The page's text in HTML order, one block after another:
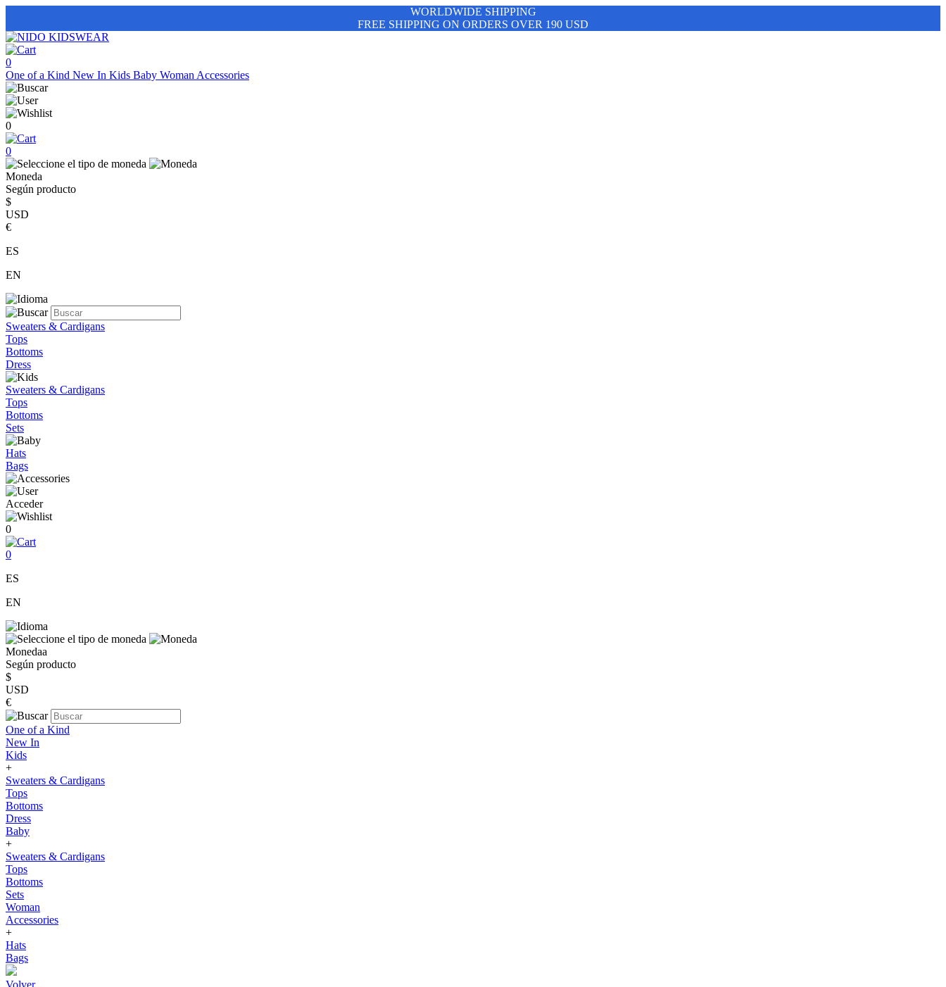
WORLDWIDE SHIPPING
FREE SHIPPING ON ORDERS OVER 190 USD
0
One of a Kind New In Kids Baby Woman Accessories
0
0
Moneda
Según producto
$
USD
€
ES
EN
Sweaters & Cardigans
Tops
Bottoms
Dress
Sweaters & Cardigans
Tops
Bottoms
Sets
Hats
Bags
Acceder
0
0
ES
EN
Monedaa
Según producto
$
USD
€
One of a Kind
New In
Kids
+
Sweaters & Cardigans
Tops
Bottoms
Dress
Baby
+
Sweaters & Cardigans
Tops
Bottoms
Sets
Woman
Accessories
+
Hats
Bags
Volver